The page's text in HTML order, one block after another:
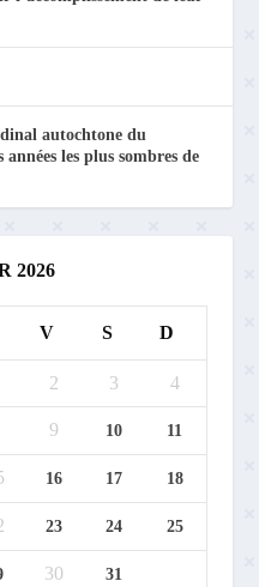
autochtone du
les plus sombres de
2026
V S D
2 3 4
9 10 11
16 17 18
23 24 25
30
31